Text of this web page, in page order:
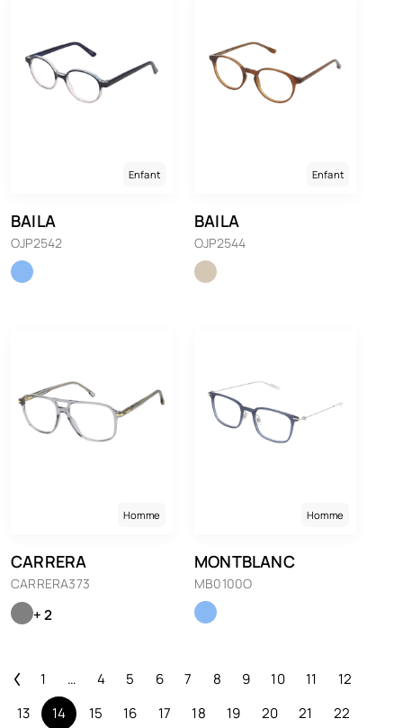
Enfant
BAILA
OJP2542
Enfant
BAILA
OJP2544
Homme
CARRERA
CARRERA373
+ 2
Homme
MONTBLANC
MB0100O
1 … 4 5 6 7 8 9 10 11
12
13
14 15 16 17 18 19 20 21
22